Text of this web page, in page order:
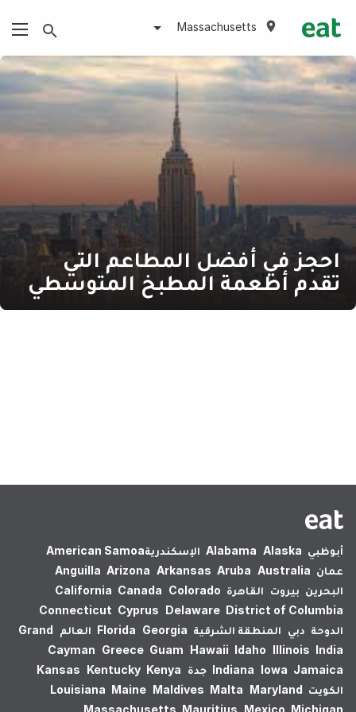
Massachusetts
احجز في أفضل المطاعم التي
تقدم أطعمة المطبخ المتوسطي
أبوظبي Alabama Alaska الإسكندرية‎American Samoa
عمان
Anguilla Arizona Arkansas Aruba Australia
البحرين بيروت القاهرة California Canada Colorado
Connecticut Cyprus Delaware District of Columbia
الدوحة دبي المنطقة الشرقية Florida Georgia العالم
Grand
Cayman Greece Guam Hawaii Idaho Illinois India
Indiana Iowa Jamaica جدة Kansas Kentucky Kenya
الكويت
Louisiana Maine Maldives Malta Maryland